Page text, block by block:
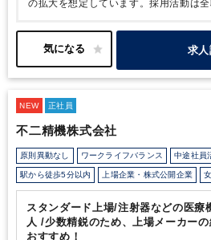
善、社員インタビュー記事の企画・
ベントの運営も行っていただきます。
ています。どのような目標に対して
くか、ということをまとめます。採
め、週次、月次で経営層に対してレ
だきます。（報告実務は徐々に行なっ
＊人事制度の改善・運用・人事制度
しています。四半期ごとの評価サイ
の策定と全社への案内、プロセスの
サイクルを通じて改善を積み重ねて
じて改善機会の洗い出しと具体的な
の拡大を想定しています。採用活動は
リファラル・ダイレクト）を同時並行
が不足しております。
一方で、採用を
確立な状況の中では、一人ひとりの採
を強化することは、当社の事業推進活
ということでもありますので、採用活
材を求めています。
求
NEW 正社員
不二精機株式会社
原則異動なし ワークライフバランス 中途社員
駅から徒歩5分以内 上場企業・株式公開企業
スタンダード上場/注射器などの医療
人 /少数精鋭のため、上場メーカー
おすすめ！